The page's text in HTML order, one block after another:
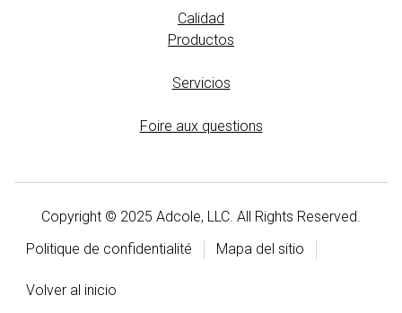
Calidad
Productos
Servicios
Foire aux questions
Copyright © 2025 Adcole, LLC. All Rights Reserved.
Politique de confidentialité
Mapa del sitio
Volver al inicio